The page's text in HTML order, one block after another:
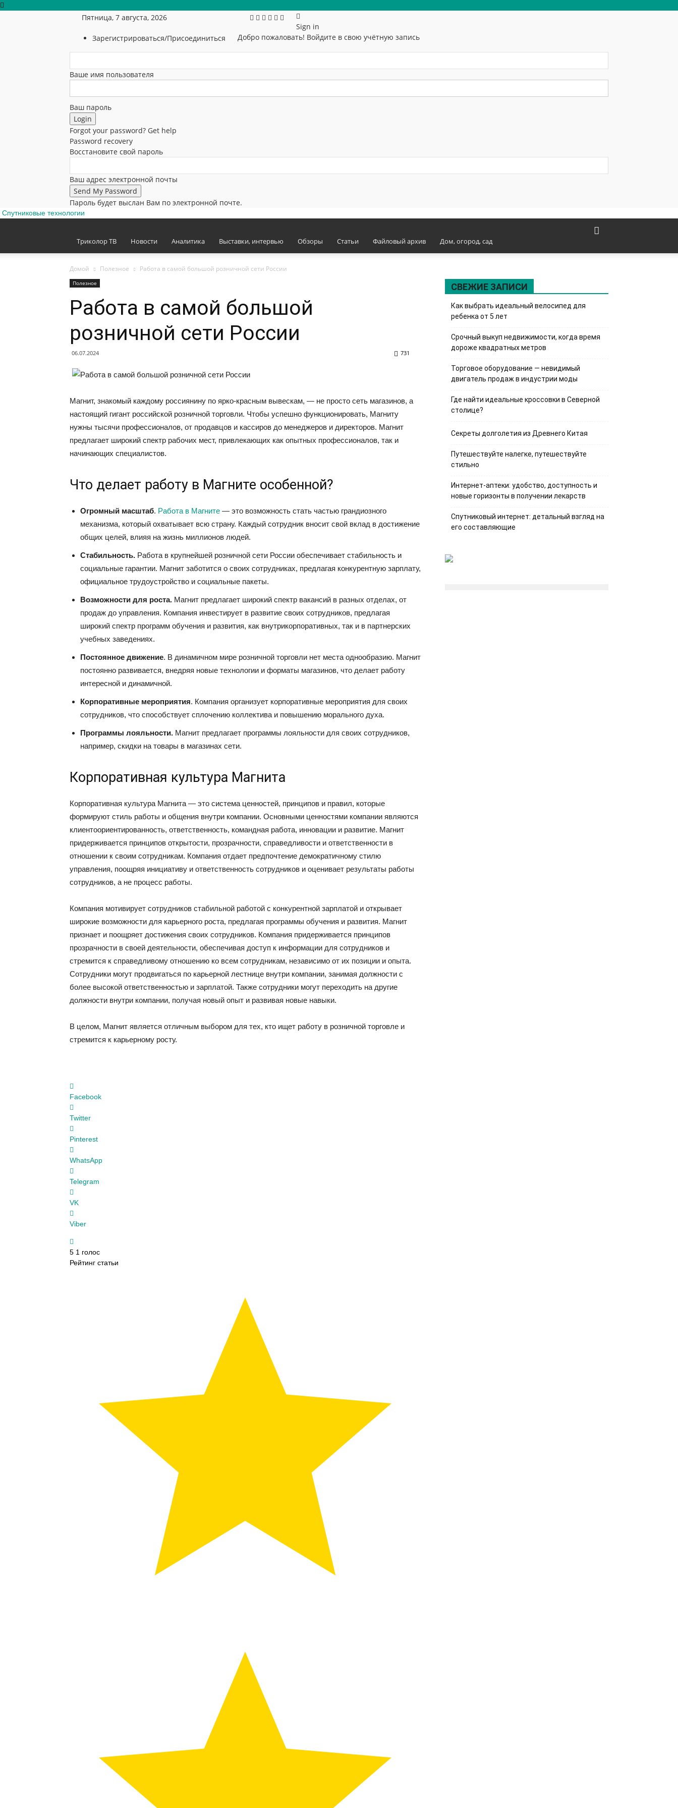
Пятница, 7 августа, 2026
Зарегистрироваться/Присоединиться
Sign in
Добро пожаловать! Войдите в свою учётную запись
Ваше имя пользователя
Ваш пароль
Forgot your password? Get help
Password recovery
Восстановите свой пароль
Ваш адрес электронной почты
Пароль будет выслан Вам по электронной почте.
Спутниковые технологии
Триколор ТВ Новости Аналитика Выставки, интервью Обзоры Статьи Файловый архив Дом, огород, сад
Домой Полезное Работа в самой большой розничной сети России
Полезное
Работа в самой большой
розничной сети России
06.07.2024 731
Магнит, знакомый каждому россиянину по ярко-красным вывескам, — не просто сеть магазинов, а
настоящий гигант российской розничной торговли. Чтобы успешно функционировать, Магниту
нужны тысячи профессионалов, от продавцов и кассиров до менеджеров и директоров. Магнит
предлагает широкий спектр рабочих мест, привлекающих как опытных профессионалов, так и
начинающих специалистов.
Что делает работу в Магните особенной?
Огромный масштаб. Работа в Магните — это возможность стать частью грандиозного
механизма, который охватывает всю страну. Каждый сотрудник вносит свой вклад в достижение
общих целей, влияя на жизнь миллионов людей.
Стабильность. Работа в крупнейшей розничной сети России обеспечивает стабильность и
социальные гарантии. Магнит заботится о своих сотрудниках, предлагая конкурентную зарплату,
официальное трудоустройство и социальные пакеты.
Возможности для роста. Магнит предлагает широкий спектр вакансий в разных отделах, от
продаж до управления. Компания инвестирует в развитие своих сотрудников, предлагая
широкий спектр программ обучения и развития, как внутрикорпоративных, так и в партнерских
учебных заведениях.
Постоянное движение. В динамичном мире розничной торговли нет места однообразию. Магнит
постоянно развивается, внедряя новые технологии и форматы магазинов, что делает работу
интересной и динамичной.
Корпоративные мероприятия. Компания организует корпоративные мероприятия для своих
сотрудников, что способствует сплочению коллектива и повышению морального духа.
Программы лояльности. Магнит предлагает программы лояльности для своих сотрудников,
например, скидки на товары в магазинах сети.
Корпоративная культура Магнита
Корпоративная культура Магнита — это система ценностей, принципов и правил, которые
формируют стиль работы и общения внутри компании. Основными ценностями компании являются
клиентоориентированность, ответственность, командная работа, инновации и развитие. Магнит
придерживается принципов открытости, прозрачности, справедливости и ответственности в
отношении к своим сотрудникам. Компания отдает предпочтение демократичному стилю
управления, поощряя инициативу и ответственность сотрудников и оценивает результаты работы
сотрудников, а не процесс работы.
Компания мотивирует сотрудников стабильной работой с конкурентной зарплатой и открывает
широкие возможности для карьерного роста, предлагая программы обучения и развития. Магнит
признает и поощряет достижения своих сотрудников. Компания придерживается принципов
прозрачности в своей деятельности, обеспечивая доступ к информации для сотрудников и
стремится к справедливому отношению ко всем сотрудникам, независимо от их позиции и опыта.
Сотрудники могут продвигаться по карьерной лестнице внутри компании, занимая должности с
более высокой ответственностью и зарплатой. Также сотрудники могут переходить на другие
должности внутри компании, получая новый опыт и развивая новые навыки.
В целом, Магнит является отличным выбором для тех, кто ищет работу в розничной торговле и
стремится к карьерному росту.
Facebook
Twitter
Pinterest
WhatsApp
Telegram
VK
Viber
5 1 голос
Рейтинг статьи
СВЕЖИЕ ЗАПИСИ
Как выбрать идеальный велосипед для
ребенка от 5 лет
Срочный выкуп недвижимости, когда время
дороже квадратных метров
Торговое оборудование — невидимый
двигатель продаж в индустрии моды
Где найти идеальные кроссовки в Северной
столице?
Секреты долголетия из Древнего Китая
Путешествуйте налегке, путешествуйте
стильно
Интернет-аптеки: удобство, доступность и
новые горизонты в получении лекарств
Спутниковый интернет: детальный взгляд на
его составляющие